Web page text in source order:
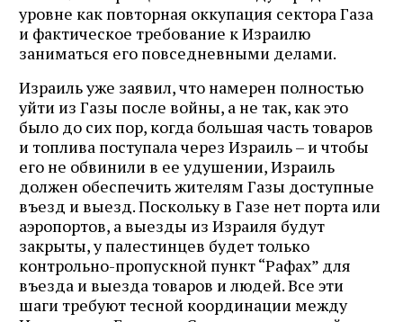
уровне как повторная оккупация сектора Газа
и фактическое требование к Израилю
заниматься его повседневными делами.
Израиль уже заявил, что намерен полностью
уйти из Газы после войны, а не так, как это
было до сих пор, когда большая часть товаров
и топлива поступала через Израиль – и чтобы
его не обвинили в ее удушении, Израиль
должен обеспечить жителям Газы доступные
въезд и выезд. Поскольку в Газе нет порта или
аэропортов, а выезды из Израиля будут
закрыты, у палестинцев будет только
контрольно-пропускной пункт “Рафах” для
въезда и выезда товаров и людей. Все эти
шаги требуют тесной координации между